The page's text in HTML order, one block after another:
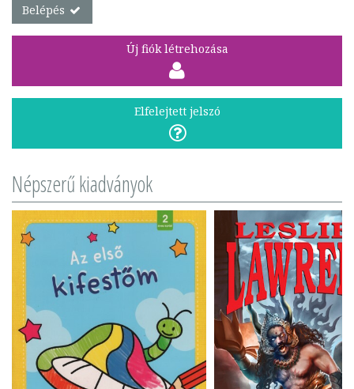
Belépés
Új fiók létrehozása
Elfelejtett jelszó
Népszerű kiadványok